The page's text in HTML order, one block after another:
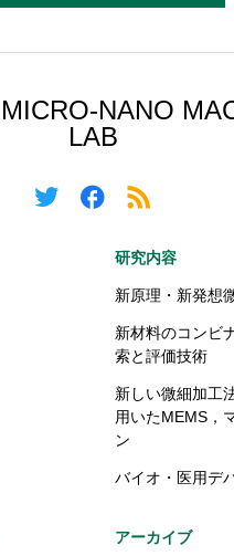
NANO
LAB
研究内容
新原理・新発想
新材料のコンビ
索と評価技術
新しい微細加工
用いたMEMS，
ン
バイオ・医用デ
アーカイブ